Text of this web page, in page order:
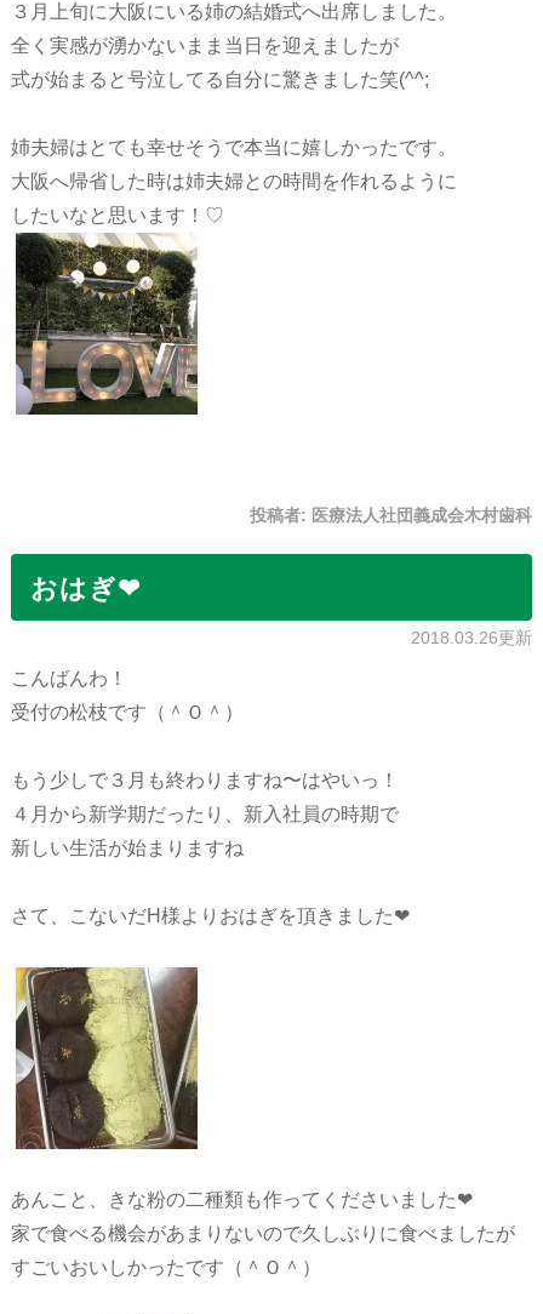
３月上旬に大阪にいる姉の結婚式へ出席しました。
全く実感が湧かないまま当日を迎えましたが
式が始まると号泣してる自分に驚きました笑(^^;
姉夫婦はとても幸せそうで本当に嬉しかったです。
大阪へ帰省した時は姉夫婦との時間を作れるように
したいなと思います！♡
投稿者: 医療法人社団義成会木村歯科
おはぎ❤︎
2018.03.26更新
こんばんわ！
受付の松枝です（＾Ｏ＾）
もう少しで３月も終わりますね〜はやいっ！
４月から新学期だったり、新入社員の時期で
新しい生活が始まりますね
さて、こないだH様よりおはぎを頂きました❤︎
あんこと、きな粉の二種類も作ってくださいました❤︎
家で食べる機会があまりないので久しぶりに食べましたが
すごいおいしかったです（＾Ｏ＾）